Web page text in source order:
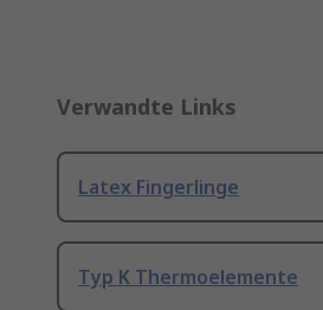
Verwandte Links
Latex Fingerlinge
Typ K Thermoelemente